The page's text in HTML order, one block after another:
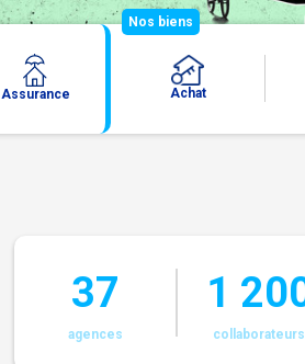
Assurance
Nos biens
Achat
37
agences
1
collaborateurs